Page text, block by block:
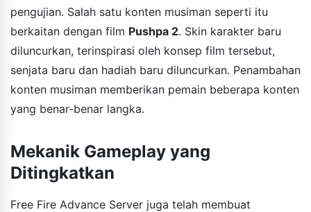
pengujian. Salah satu konten musiman seperti itu
berkaitan dengan film Pushpa 2. Skin karakter baru
diluncurkan, terinspirasi oleh konsep film tersebut,
senjata baru dan hadiah baru diluncurkan. Penambahan
konten musiman memberikan pemain beberapa konten
yang benar-benar langka.
Mekanik Gameplay yang
Ditingkatkan
Free Fire Advance Server juga telah membuat